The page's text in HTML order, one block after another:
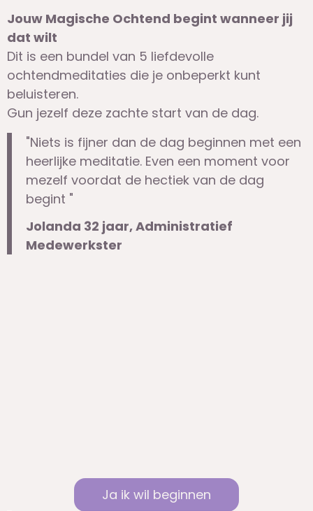
Jouw Magische Ochtend begint wanneer jij
dat wilt
Dit is een bundel van 5 liefdevolle
ochtendmeditaties die je onbeperkt kunt
beluisteren.
Gun jezelf deze zachte start van de dag.
"Niets is fijner dan de dag beginnen met een
heerlijke meditatie. Even een moment voor
mezelf voordat de hectiek van de dag
begint "
Jolanda 32 jaar, Administratief
Medewerkster
Ja ik wil beginnen